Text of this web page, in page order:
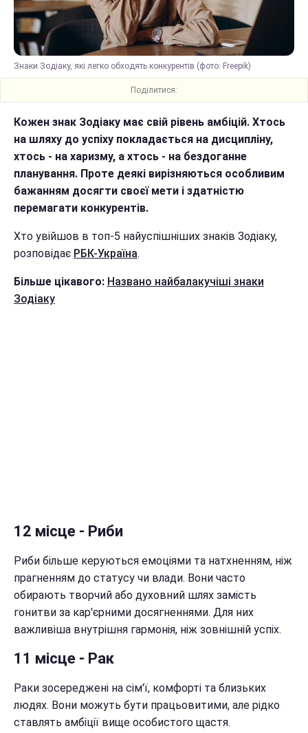
Знаки Зодіаку, які легко обходять конкурентів (фото: Freepik)
Поділитися:
Кожен знак Зодіаку має свій рівень амбіцій. Хтось
на шляху до успіху покладається на дисципліну,
хтось - на харизму, а хтось - на бездоганне
планування. Проте деякі вирізняються особливим
бажанням досягти своєї мети і здатністю
перемагати конкурентів.
Хто увійшов в топ-5 найуспішніших знаків Зодіаку,
розповідає РБК-Україна.
Більше цікавого: Названо найбалакучіші знаки
Зодіаку
12 місце - Риби
Риби більше керуються емоціями та натхненням, ніж
прагненням до статусу чи влади. Вони часто
обирають творчий або духовний шлях замість
гонитви за кар'єрними досягненнями. Для них
важливіша внутрішня гармонія, ніж зовнішній успіх.
11 місце - Рак
Раки зосереджені на сім'ї, комфорті та близьких
людях. Вони можуть бути працьовитими, але рідко
ставлять амбіції вище особистого щастя.